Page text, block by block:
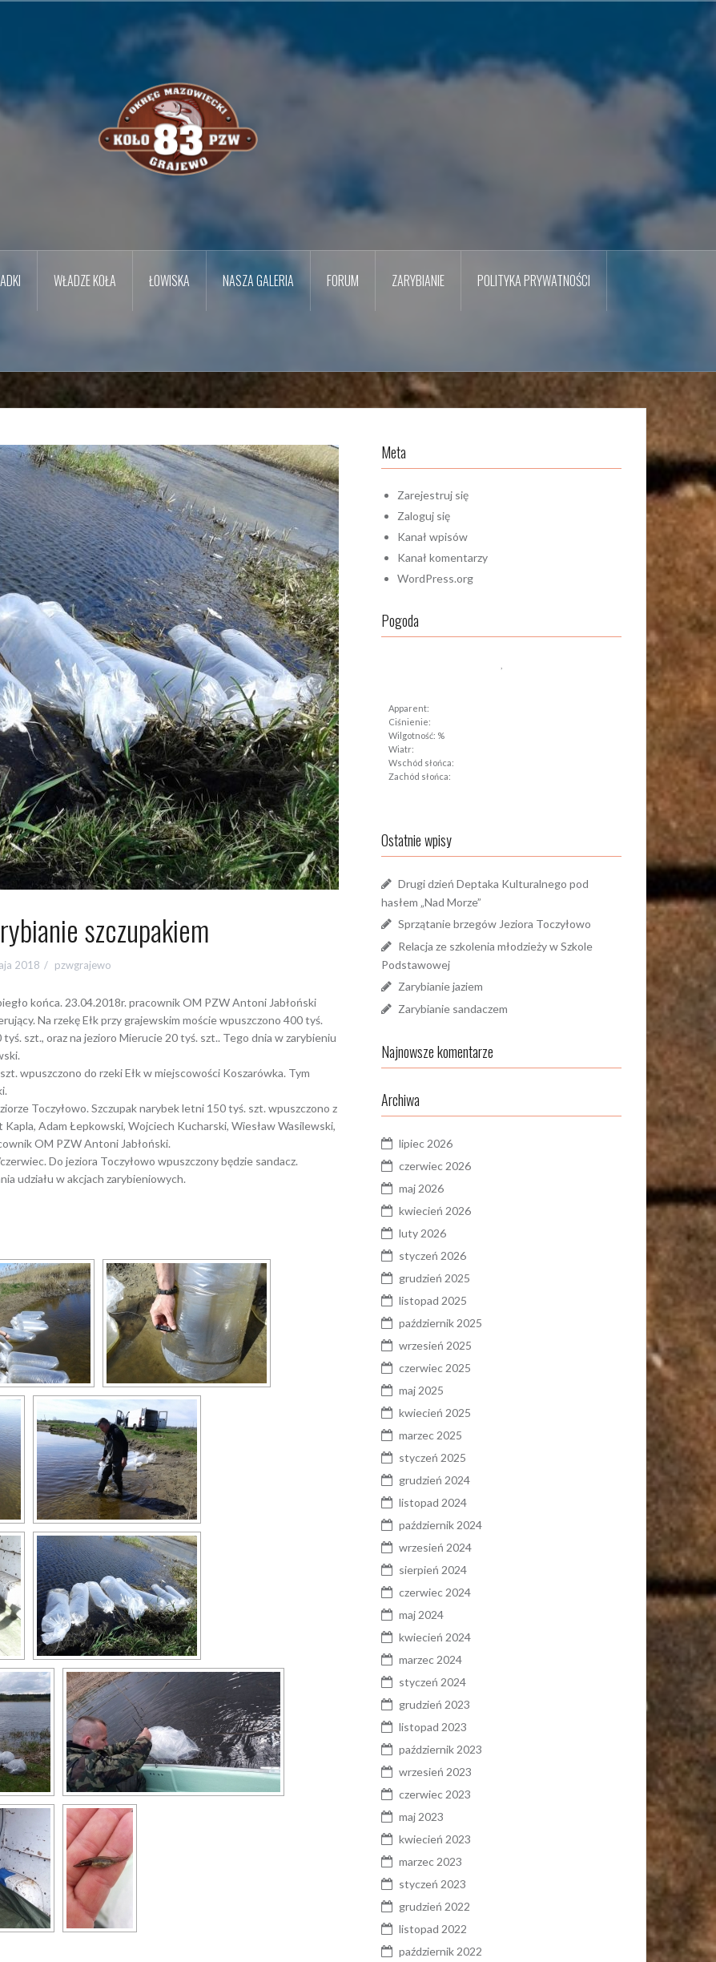
WŁADZE KOŁA ŁOWISKA NASZA GALERIA FORUM ZARYBIANIE POLITYKA PRYWATNOŚCI
szczupakiem
2018 pzwgrajewo
końca. 23.04.2018r. pracownik OM PZW Antoni Jabłoński
Na rzekę Ełk przy grajewskim moście wpuszczono 400 tyś.
szt., oraz na jezioro Mierucie 20 tyś. szt.. Tego dnia w zarybieniu
wpuszczono do rzeki Ełk w miejscowości Koszarówka. Tym
Toczyłowo. Szczupak narybek letni 150 tyś. szt. wpuszczono z
Kapla, Adam Łepkowski, Wojciech Kucharski, Wiesław Wasilewski,
OM PZW Antoni Jabłoński.
Do jeziora Toczyłowo wpuszczony będzie sandacz.
udziału w akcjach zarybieniowych.
Meta
Zarejestruj się
Zaloguj się
Kanał wpisów
Kanał komentarzy
WordPress.org
Pogoda
Apparent:
Ciśnienie:
Wilgotność: %
Wiatr:
Wschód słońca:
Zachód słońca:
Ostatnie wpisy
Drugi dzień Deptaka Kulturalnego pod
hasłem „Nad Morze”
Sprzątanie brzegów Jeziora Toczyłowo
Relacja ze szkolenia młodzieży w Szkole
Podstawowej
Zarybianie jaziem
Zarybianie sandaczem
Najnowsze komentarze
Archiwa
lipiec 2026
czerwiec 2026
maj 2026
kwiecień 2026
luty 2026
styczeń 2026
grudzień 2025
listopad 2025
październik 2025
wrzesień 2025
czerwiec 2025
maj 2025
kwiecień 2025
marzec 2025
styczeń 2025
grudzień 2024
listopad 2024
październik 2024
wrzesień 2024
sierpień 2024
czerwiec 2024
maj 2024
kwiecień 2024
marzec 2024
styczeń 2024
grudzień 2023
listopad 2023
październik 2023
wrzesień 2023
czerwiec 2023
maj 2023
kwiecień 2023
marzec 2023
styczeń 2023
grudzień 2022
listopad 2022
październik 2022